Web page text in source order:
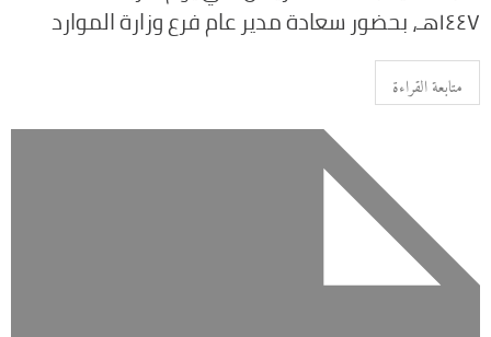
١٤٤٧هـ، بحضور سعادة مدير عام فرع وزارة الموارد
متابعة القراءة